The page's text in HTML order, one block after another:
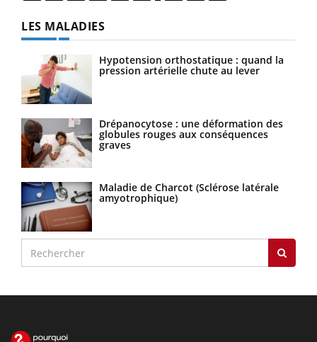
LES MALADIES
Hypotension orthostatique : quand la
pression artérielle chute au lever
Drépanocytose : une déformation des
globules rouges aux conséquences
graves
Maladie de Charcot (Sclérose latérale
amyotrophique)